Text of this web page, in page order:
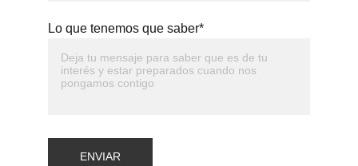
Lo que tenemos que saber*
ENVIAR